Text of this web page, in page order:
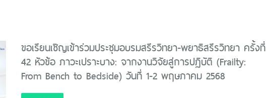
ขอเรียนเชิญเข้าร่วมประชุมอบรมสรีรวิทยา-พยาธิสรีรวิทยา ครั้งที่
42 หัวข้อ ภาวะเปราะบาง: จากงานวิจัยสู่การปฏิบัติ (Frailty:
From Bench to Bedside) วันที่ 1-2 พฤษภาคม 2568